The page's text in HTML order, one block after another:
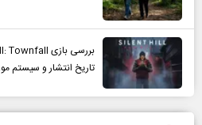
تاریخ انتشار و سیستم